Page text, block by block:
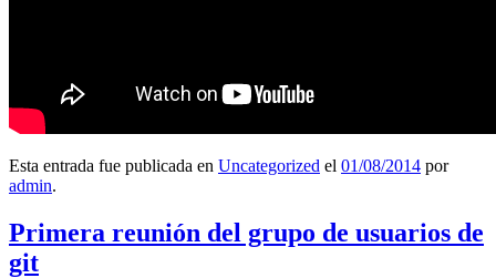
Esta entrada fue publicada en Uncategorized el 01/08/2014 por
admin.
Primera reunión del grupo de usuarios de
git